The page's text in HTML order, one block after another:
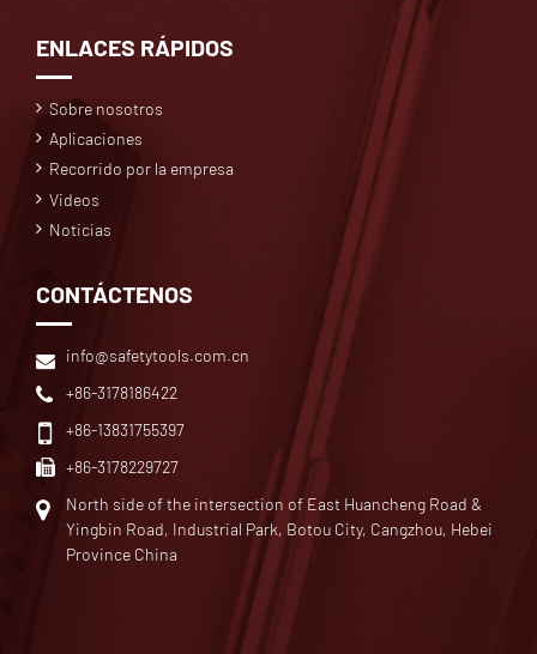
ENLACES RÁPIDOS
Sobre nosotros
Aplicaciones
Recorrido por la empresa
Videos
Noticias
CONTÁCTENOS
info@safetytools.com.cn
+86-3178186422
+86-13831755397
+86-3178229727
North side of the intersection of East Huancheng Road &
Yingbin Road, Industrial Park, Botou City, Cangzhou, Hebei
Province China